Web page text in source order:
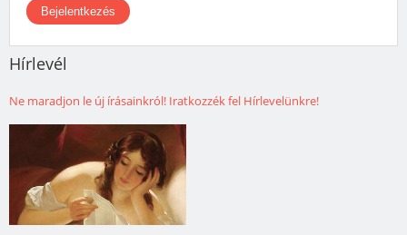
Hírlevél
Ne maradjon le új írásainkról! Iratkozzék fel Hírlevelünkre!